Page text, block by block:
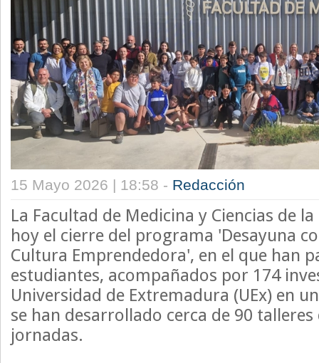
15 Mayo 2026 | 18:58 - Redacción
La Facultad de Medicina y Ciencias de
hoy el cierre del programa 'Desayuna
Cultura Emprendedora', en el que han
estudiantes, acompañados por 174
Universidad de Extremadura (UEx) en
se han desarrollado cerca de 90
jornadas.